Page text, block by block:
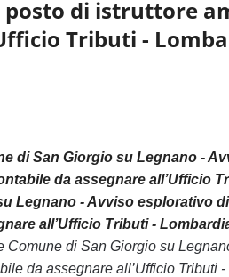
posto di istruttore
Tributi -
di San Giorgio su Legnano -
da assegnare all’Ufficio
Legnano - Avviso esplorativo
all’Ufficio Tributi -
Comune di San Giorgio su
da assegnare all’Ufficio